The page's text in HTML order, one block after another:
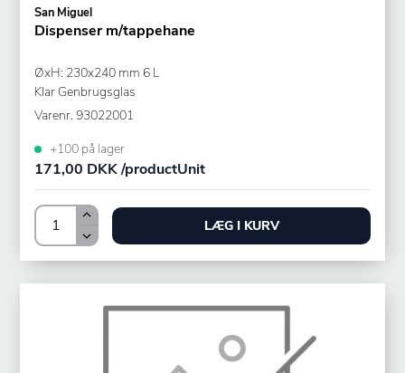
San Miguel
Dispenser m/tappehane
ØxH: 230x240 mm 6 L
Klar Genbrugsglas
Varenr. 93022001
+100 på lager
171,00 DKK /productUnit
LÆG I KURV